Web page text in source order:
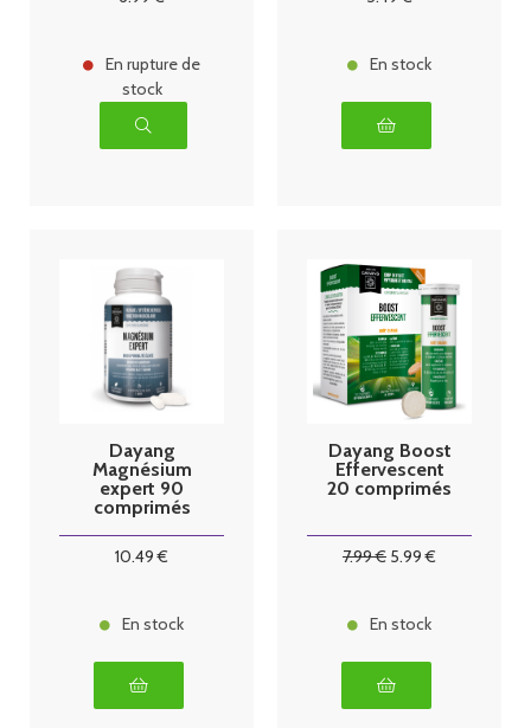
En rupture de
stock
En stock
Dayang
Magnésium
expert 90
comprimés
10.49 €
En stock
Dayang Boost
Effervescent
20 comprimés
7.99€ 5.99 €
En stock